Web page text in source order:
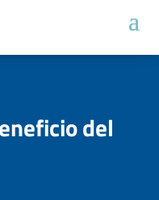
del